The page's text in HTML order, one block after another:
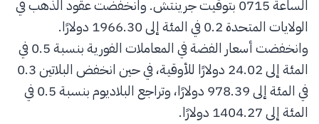
الساعة 0715 بتوقيت جرينتش. وانخفضت عقود الذهب في
الولايات المتحدة 0.2 في المئة إلى 1966.30 دولارًا.
وانخفضت أسعار الفضة في المعاملات الفورية بنسبة 0.5 في
المئة إلى 24.02 دولارًا للأوقية، في حين انخفض البلاتين 0.3
في المئة إلى 978.39 دولارًا، وتراجع البلاديوم بنسبة 0.5 في
المئة إلى 1404.27 دولارًا.